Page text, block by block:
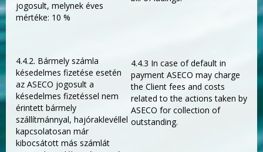
jogosult, melynek éves
mértéke: 10 %
4.4.2. Bármely számla
késedelmes fizetése esetén
az ASECO jogosult a
késedelmes fizetéssel nem
érintett bármely
szállítmánnyal, hajóraklevéllel
kapcsolatosan már
kibocsátott más számlát
4.4.3 In case of default in
payment ASECO may charge
the Client fees and costs
related to the actions taken by
ASECO for collection of
outstanding.